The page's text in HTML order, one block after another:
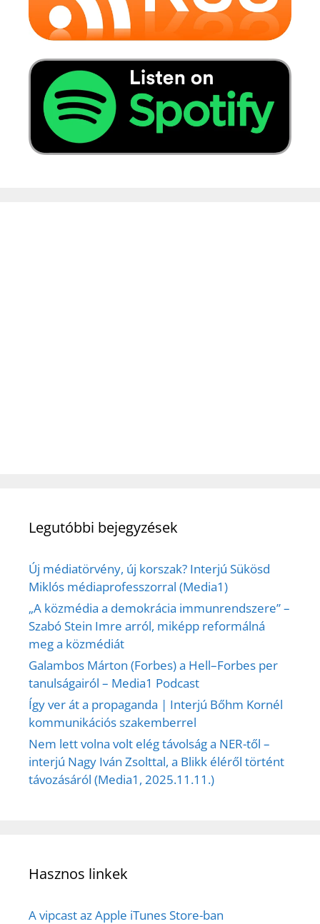
Legutóbbi bejegyzések
Új médiatörvény, új korszak? Interjú Sükösd
Miklós médiaprofesszorral (Media1)
„A közmédia a demokrácia immunrendszere” –
Szabó Stein Imre arról, miképp reformálná
meg a közmédiát
Galambos Márton (Forbes) a Hell–Forbes per
tanulságairól – Media1 Podcast
Így ver át a propaganda | Interjú Bőhm Kornél
kommunikációs szakemberrel
Nem lett volna volt elég távolság a NER-től –
interjú Nagy Iván Zsolttal, a Blikk éléről történt
távozásáról (Media1, 2025.11.11.)
Hasznos linkek
A vipcast az Apple iTunes Store-ban